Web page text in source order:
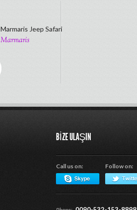
Marmaris Jeep Safari
Marmaris
BIZE ULAŞIN
Call us on: Follow on: